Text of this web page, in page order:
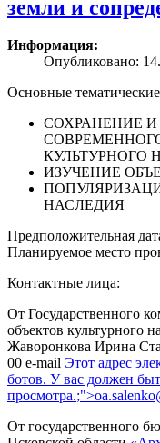
земли и
Информация:
Опубликовано:
Основные
СОХРАНЕНИЕ
КУЛЬТУРНОГО
ИЗУЧЕНИЕ
НАСЛЕДИЯ
Предположительная
Планируемое место
Контактные лица:
От Государственного
объектов культурного
Жаворонкова Ирина
00 e-mail Этот адрес
ботов. У вас должен
просмотра.;">
От государственного